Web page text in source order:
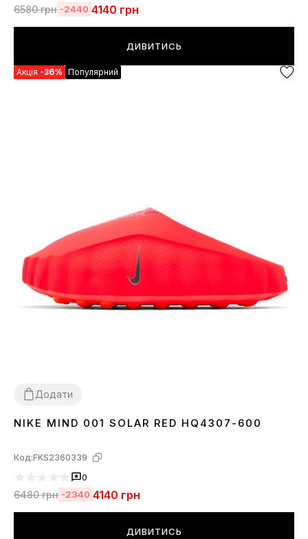
6580грн -2440 4140 грн
ДИВИТИСЬ
Акція -36% Популярний
Додати
3738 39 40 42 4344 45 46
NIKE MIND 001 SOLAR RED HQ4307-600
Код:FKS2360339
0
6480грн -2340 4140 грн
ДИВИТИСЬ